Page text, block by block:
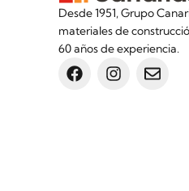
Desde 1951, Grupo
materiales de
60 años de experiencia.